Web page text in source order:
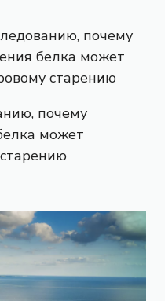
почему
может